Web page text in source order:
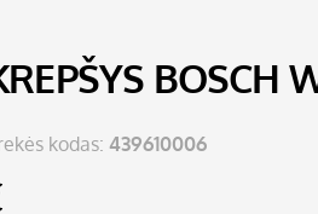
BOSCH
kodas: 439610006